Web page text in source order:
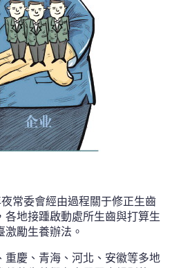
常委會經由過程關于修正生齒
地接踵啟動處所生齒與打算生
勵生養辦法。
重慶、青海、河北、安徽等多地